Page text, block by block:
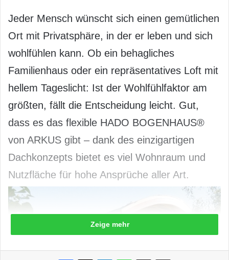
Jeder Mensch wünscht sich einen gemütlichen
Ort mit Privatsphäre, in der er leben und sich
wohlfühlen kann. Ob ein behagliches
Familienhaus oder ein repräsentatives Loft mit
hellem Tageslicht: Ist der Wohlfühlfaktor am
größten, fällt die Entscheidung leicht. Gut,
dass es das flexible HADO BOGENHAUS®
von ARKUS gibt – dank des einzigartigen
Dachkonzepts bietet es viel Wohnraum und
Nutzfläche für hohe Ansprüche aller Art.
Zeige mehr